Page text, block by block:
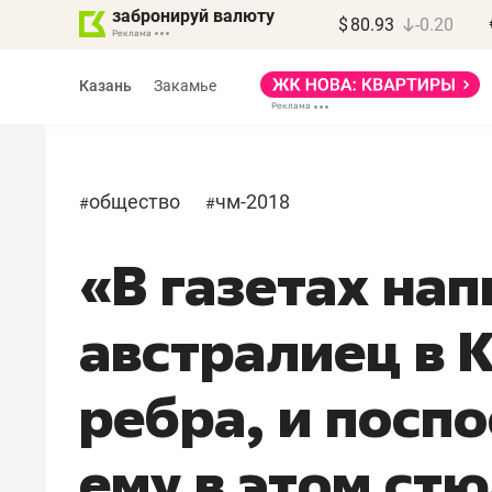
забронируй валюту $ 80.93 -0.20
Казань Закамье
#общество #чм-2018
«В газетах
австралиец в
ребра, и
Марат Арсланов
«КирпичХолдинг»
«Главная задача
правильный продукт»
Башкортостана входит в Татарстан